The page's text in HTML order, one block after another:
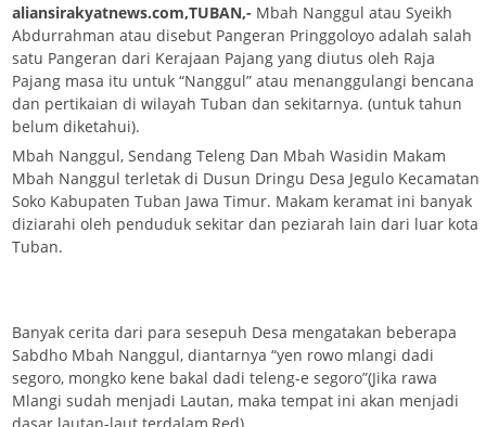
aliansirakyatnews.com,TUBAN,- Mbah Nanggul atau Syeikh
Abdurrahman atau disebut Pangeran Pringgoloyo adalah salah
satu Pangeran dari Kerajaan Pajang yang diutus oleh Raja
Pajang masa itu untuk “Nanggul” atau menanggulangi bencana
dan pertikaian di wilayah Tuban dan sekitarnya. (untuk tahun
belum diketahui).
Mbah Nanggul, Sendang Teleng Dan Mbah Wasidin Makam
Mbah Nanggul terletak di Dusun Dringu Desa Jegulo Kecamatan
Soko Kabupaten Tuban Jawa Timur. Makam keramat ini banyak
diziarahi oleh penduduk sekitar dan peziarah lain dari luar kota
Tuban.
Banyak cerita dari para sesepuh Desa mengatakan beberapa
Sabdho Mbah Nanggul, diantarnya “yen rowo mlangi dadi
segoro, mongko kene bakal dadi teleng-e segoro”(Jika rawa
Mlangi sudah menjadi Lautan, maka tempat ini akan menjadi